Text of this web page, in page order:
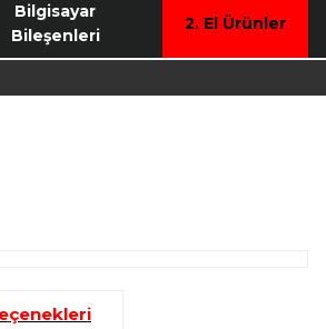
Bilgisayar
Bileşenleri
2. El Ürünler